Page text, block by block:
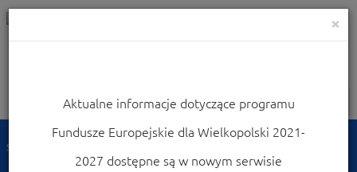
Nawigacja
Strona główna
×
Aktualne informacje dotyczące programu
Fundusze Europejskie dla Wielkopolski 2021-
2027 dostępne są w nowym serwisie